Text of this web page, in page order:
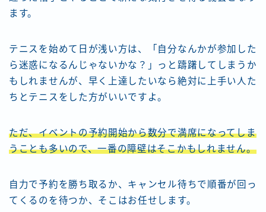
ます。
テニスを始めて日が浅い方は、「自分なんかが参加した
ら迷惑になるんじゃないかな？」っと躊躇してしまうか
もしれませんが、早く上達したいなら絶対に上手い人た
ちとテニスをした方がいいですよ。
ただ、イベントの予約開始から数分で満席になってしま
うことも多いので、一番の障壁はそこかもしれません。
自力で予約を勝ち取るか、キャンセル待ちで順番が回っ
てくるのを待つか、そこはお任せします。